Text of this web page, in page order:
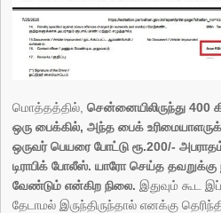
மொத்தத்தில்,சென்னையிலிருந்து
ஒரு பைக்கில், அந்த பைக்
ஒருவர் பெயரை போட்டு ரூ.200/-
டிராபிக் போலீஸ். யாரோ செய்த
வேண்டும் என்கிற நிலை. இதுவும் கூட
தேடாமல் இருந்திருந்தால் எனக்கு